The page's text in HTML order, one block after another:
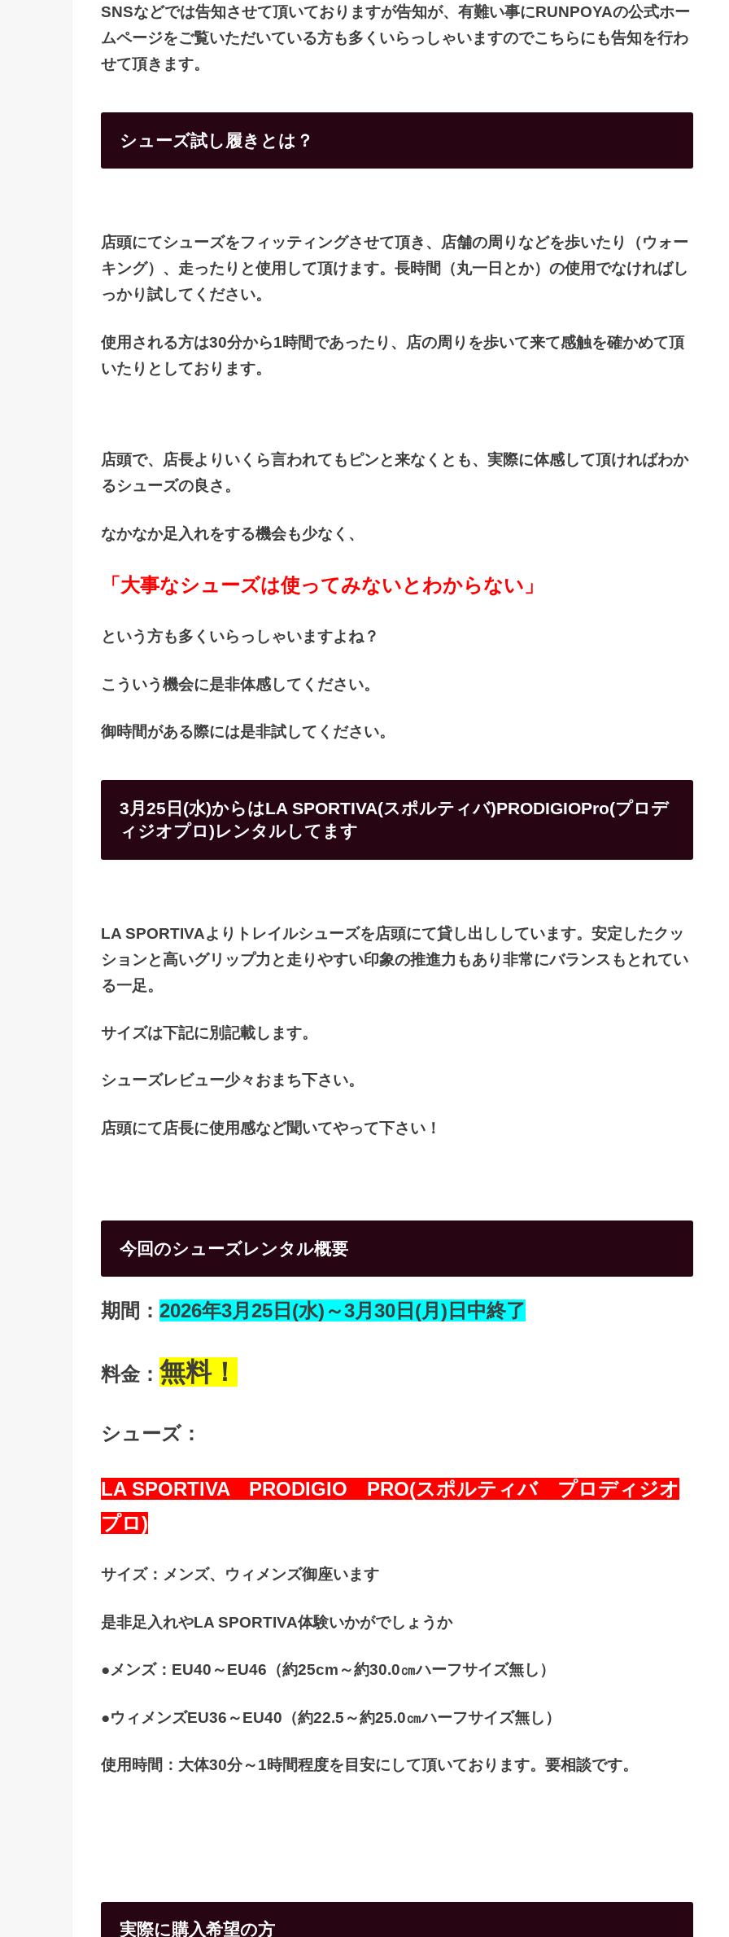
SNSなどでは告知させて頂いておりますが告知が、有難い事にRUNPOYAの公式ホー
ムページをご覧いただいている方も多くいらっしゃいますのでこちらにも告知を行わ
せて頂きます。
シューズ試し履きとは？
店頭にてシューズをフィッティングさせて頂き、店舗の周りなどを歩いたり（ウォー
キング）、走ったりと使用して頂けます。長時間（丸一日とか）の使用でなければし
っかり試してください。
使用される方は30分から1時間であったり、店の周りを歩いて来て感触を確かめて頂
いたりとしております。
店頭で、店長よりいくら言われてもピンと来なくとも、実際に体感して頂ければわか
るシューズの良さ。
なかなか足入れをする機会も少なく、
「大事なシューズは使ってみないとわからない」
という方も多くいらっしゃいますよね？
こういう機会に是非体感してください。
御時間がある際には是非試してください。
3月25日(水)からはLA SPORTIVA(スポルティバ)PRODIGIOPro(プロデ
ィジオプロ)レンタルしてます
LA SPORTIVAよりトレイルシューズを店頭にて貸し出ししています。安定したクッ
ションと高いグリップ力と走りやすい印象の推進力もあり非常にバランスもとれてい
る一足。
サイズは下記に別記載します。
シューズレビュー少々おまち下さい。
店頭にて店長に使用感など聞いてやって下さい！
今回のシューズレンタル概要
期間： 2026年3月25日(水)～3月30日(月)日中終了
料金： 無料！
シューズ：
LA SPORTIVA PRODIGIO PRO(スポルティバ プロディジオ
プロ)
サイズ：メンズ、ウィメンズ御座います
是非足入れやLA SPORTIVA体験いかがでしょうか
●メンズ：EU40～EU46（約25cm～約30.0㎝ハーフサイズ無し）
●ウィメンズEU36～EU40（約22.5～約25.0㎝ハーフサイズ無し）
使用時間：大体30分～1時間程度を目安にして頂いております。要相談です。
実際に購入希望の方